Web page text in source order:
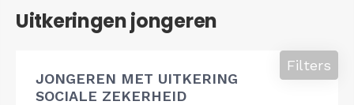
Uitkeringen jongeren
JONGEREN MET UITKERING
SOCIALE ZEKERHEID
Filters